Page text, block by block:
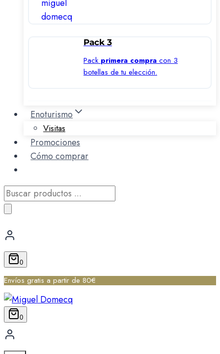
Pack 3
Pack primera compra con 3
botellas de tu elección.
Enoturismo
Visitas
Promociones
Cómo comprar
Búsqueda
de
0
Envíos gratis a partir de 80€
0